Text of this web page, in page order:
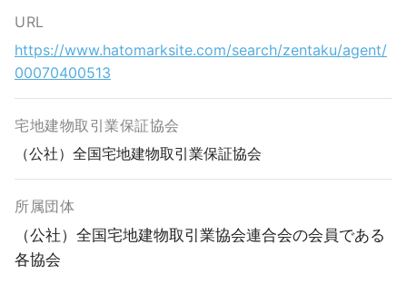
URL
https://www.hatomarksite.com/search/zentaku/agent/
00070400513
宅地建物取引業保証協会
（公社）全国宅地建物取引業保証協会
所属団体
（公社）全国宅地建物取引業協会連合会の会員である
各協会